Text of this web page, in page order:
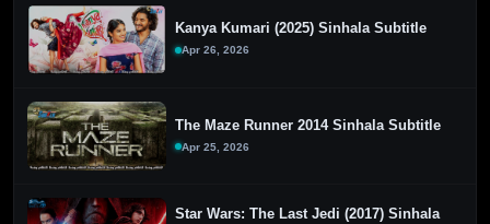
Kanya Kumari (2025) Sinhala Subtitle
Apr 26, 2026
The Maze Runner 2014 Sinhala Subtitle
Apr 25, 2026
Star Wars: The Last Jedi (2017) Sinhala